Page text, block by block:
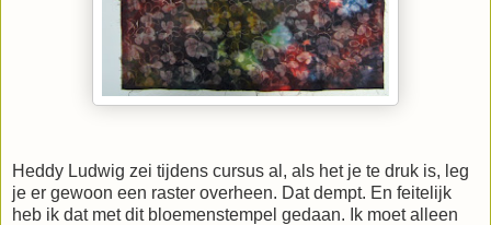
Heddy Ludwig zei tijdens cursus al, als het je te druk is, leg
je er gewoon een raster overheen. Dat dempt. En feitelijk
heb ik dat met dit bloemenstempel gedaan. Ik moet alleen